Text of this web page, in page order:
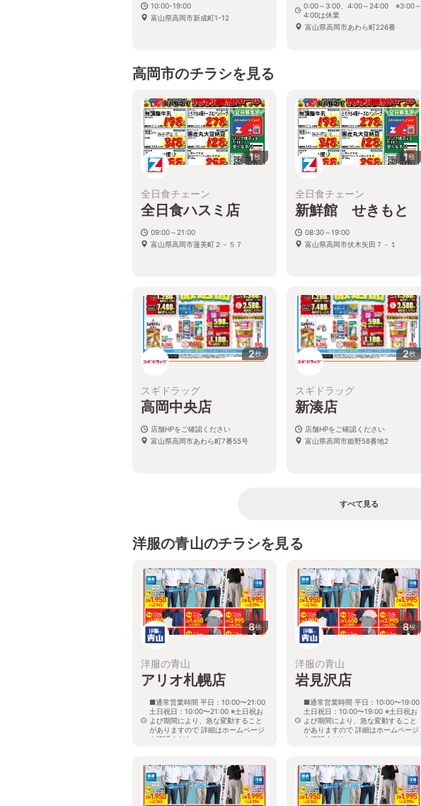
10:00-19:00
富山県高岡市新成町1-12
0:00～3:00、4:00～24:00 ※3:00～
4:00は休業
富山県高岡市あわら町226番
高岡市のチラシを見る
1枚
全日食チェーン
全日食ハスミ店
09:00～21:00
富山県高岡市蓮美町２－５７
1枚
全日食チェーン
新鮮館 せきもと
08:30～19:00
富山県高岡市伏木矢田７－１
2枚
スギドラッグ
高岡中央店
店舗HPをご確認ください
富山県高岡市あわら町7番55号
2枚
スギドラッグ
新湊店
店舗HPをご確認ください
富山県高岡市姫野58番地2
すべて見る
洋服の青山のチラシを見る
8枚
洋服の青山
アリオ札幌店
■通常営業時間 平日：10:00〜21:00
土日祝日：10:00〜21:00 ※土日祝お
よび期間により、急な変動すること
がありますので 詳細はホームページ
を確認ください
8枚
洋服の青山
岩見沢店
■通常営業時間 平日：10:00〜19:00
土日祝日：10:00〜19:00 ※土日祝お
よび期間により、急な変動すること
がありますので 詳細はホームページ
を確認ください